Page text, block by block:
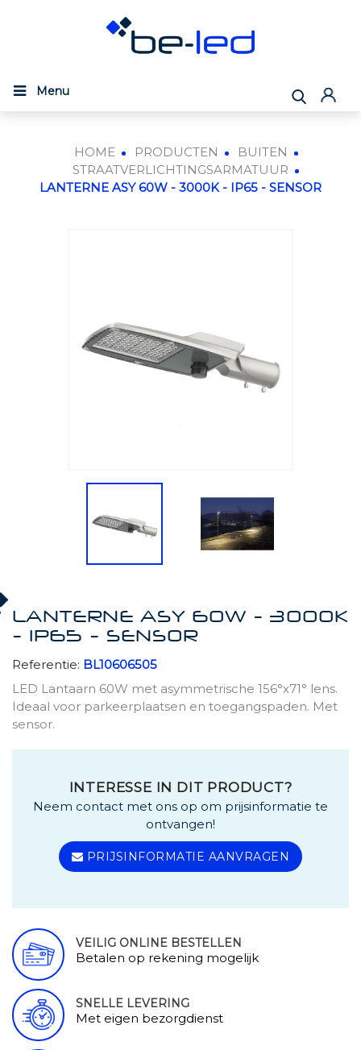
Menu
HOME PRODUCTEN
BUITEN
STRAATVERLICHTINGSARMATUUR
LANTERNE ASY 60W - 3000K - IP65 - SENSOR
LANTERNE ASY 60W - 3000K
- IP65 - SENSOR
Referentie: BL10606505
LED Lantaarn 60W met asymmetrische 156°x71° lens.
Ideaal voor parkeerplaatsen en toegangspaden. Met
sensor.
INTERESSE IN DIT PRODUCT?
Neem contact met ons op om prijsinformatie te
ontvangen!
PRIJSINFORMATIE AANVRAGEN
VEILIG ONLINE BESTELLEN
Betalen op rekening mogelijk
SNELLE LEVERING
Met eigen bezorgdienst